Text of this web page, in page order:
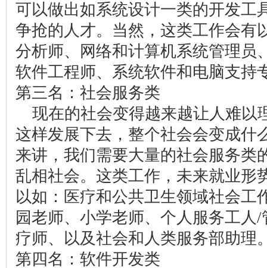
可以做出如系统设计一类的开发工
争抢的人才。当然，这类工作会有
分析师、网络和计算机系统管理员
软件工程师、系统软件和电脑支持
第三名：社会服务类
现在的社会变得越来越让人难以
这样发展下去，整个社会会变成什
来讲，我们需要大量的社会服务类
乱相社会。这类工作，未来就业形
以如：医疗和公共卫生领域社会工
园老师、小学老师、个人服务工人
疗师、以及社会和人类服务部助理
第四名：软件开发类